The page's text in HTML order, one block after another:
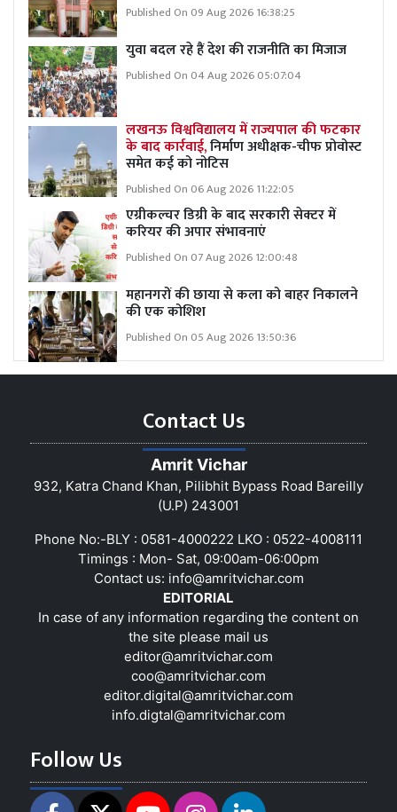
Published On 09 Aug 2026 16:38:25
युवा बदल रहे हैं देश की राजनीति का मिजाज
Published On 04 Aug 2026 05:07:04
लखनऊ विश्वविद्यालय में राज्यपाल की फटकार
के बाद कार्रवाई,निर्माण अधीक्षक-चीफ प्रोवोस्ट
समेत कई को नोटिस
Published On 06 Aug 2026 11:22:05
एग्रीकल्चर डिग्री के बाद सरकारी सेक्टर में
करियर की अपार संभावनाएं
Published On 07 Aug 2026 12:00:48
महानगरों की छाया से कला को बाहर निकालने
की एक कोशिश
Published On 05 Aug 2026 13:50:36
Contact Us
Amrit Vichar
932, Katra Chand Khan, Pilibhit Bypass Road Bareilly
(U.P) 243001
Phone No:-BLY : 0581-4000222 LKO : 0522-4008111
Timings : Mon- Sat, 09:00am-06:00pm
Contact us: info@amritvichar.com
EDITORIAL
In case of any information regarding the content on
the site please mail us
editor@amritvichar.com
coo@amritvichar.com
editor.digital@amritvichar.com
info.digtal@amritvichar.com
Follow Us